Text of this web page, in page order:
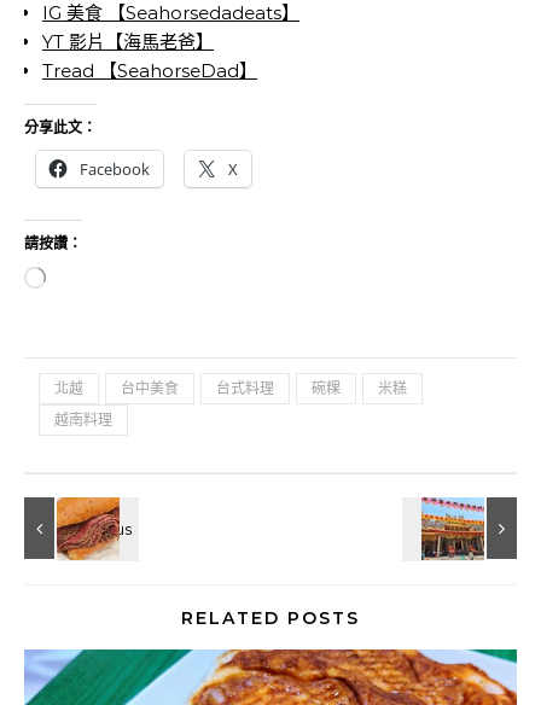
IG 美食 【Seahorsedadeats】
YT 影片【海馬老爸】
Tread 【SeahorseDad】
分享此文：
Facebook X
請按讚：
正在載入...
北越 台中美食 台式料理 碗粿
米糕
越南料理
RELATED POSTS